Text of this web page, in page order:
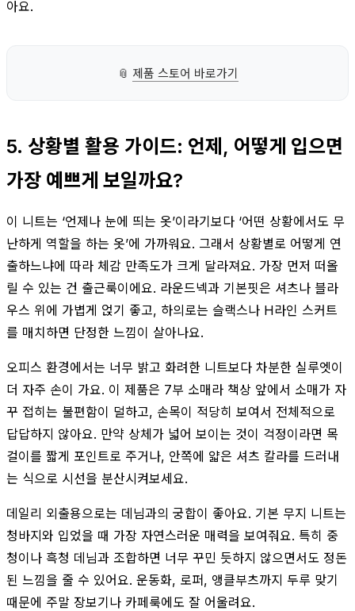
아요.
📎 제품 스토어 바로가기
5. 상황별 활용 가이드: 언제, 어떻게 입으면
가장 예쁘게 보일까요?
이 니트는 ‘언제나 눈에 띄는 옷’이라기보다 ‘어떤 상황에서도 무
난하게 역할을 하는 옷’에 가까워요. 그래서 상황별로 어떻게 연
출하느냐에 따라 체감 만족도가 크게 달라져요. 가장 먼저 떠올
릴 수 있는 건 출근룩이에요. 라운드넥과 기본핏은 셔츠나 블라
우스 위에 가볍게 얹기 좋고, 하의로는 슬랙스나 H라인 스커트
를 매치하면 단정한 느낌이 살아나요.
오피스 환경에서는 너무 밝고 화려한 니트보다 차분한 실루엣이
더 자주 손이 가요. 이 제품은 7부 소매라 책상 앞에서 소매가 자
꾸 접히는 불편함이 덜하고, 손목이 적당히 보여서 전체적으로
답답하지 않아요. 만약 상체가 넓어 보이는 것이 걱정이라면 목
걸이를 짧게 포인트로 주거나, 안쪽에 얇은 셔츠 칼라를 드러내
는 식으로 시선을 분산시켜보세요.
데일리 외출용으로는 데님과의 궁합이 좋아요. 기본 무지 니트는
청바지와 입었을 때 가장 자연스러운 매력을 보여줘요. 특히 중
청이나 흑청 데님과 조합하면 너무 꾸민 듯하지 않으면서도 정돈
된 느낌을 줄 수 있어요. 운동화, 로퍼, 앵클부츠까지 두루 맞기
때문에 주말 장보기나 카페룩에도 잘 어울려요.